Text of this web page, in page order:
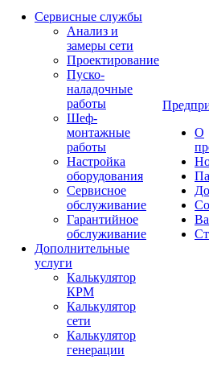
Сервисные службы
Анализ и
замеры сети
Проектирование
Пуско-
наладочные
работы
Шеф-
монтажные
работы
Настройка
оборудования
Сервисное
обслуживание
Гарантийное
обслуживание
Дополнительные
услуги
Калькулятор
КРМ
Калькулятор
сети
Калькулятор
генерации
О